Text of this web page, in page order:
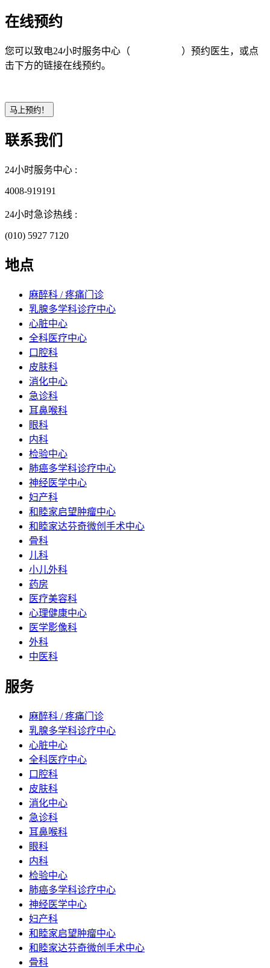
在线预约
您可以致电24小时服务中心（
）预约医生，或点
击下方的链接在线预约。
联系我们
24小时服务中心 :
4008-919191
24小时急诊热线 :
(010) 5927 7120
地点
麻醉科 / 疼痛门诊
乳腺多学科诊疗中心
心脏中心
全科医疗中心
口腔科
皮肤科
消化中心
急诊科
耳鼻喉科
眼科
内科
检验中心
肺癌多学科诊疗中心
神经医学中心
妇产科
和睦家启望肿瘤中心
和睦家达芬奇微创手术中心
骨科
儿科
小儿外科
药房
医疗美容科
心理健康中心
医学影像科
外科
中医科
服务
麻醉科 / 疼痛门诊
乳腺多学科诊疗中心
心脏中心
全科医疗中心
口腔科
皮肤科
消化中心
急诊科
耳鼻喉科
眼科
内科
检验中心
肺癌多学科诊疗中心
神经医学中心
妇产科
和睦家启望肿瘤中心
和睦家达芬奇微创手术中心
骨科